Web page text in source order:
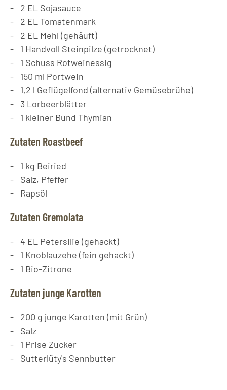
2 EL Sojasauce
2 EL Tomatenmark
2 EL Mehl (gehäuft)
1 Handvoll Steinpilze (getrocknet)
1 Schuss Rotweinessig
150 ml Portwein
1,2 l Geflügelfond (alternativ Gemüsebrühe)
3 Lorbeerblätter
1 kleiner Bund Thymian
Zutaten Roastbeef
1 kg Beiried
Salz, Pfeffer
Rapsöl
Zutaten Gremolata
4 EL Petersilie (gehackt)
1 Knoblauzehe (fein gehackt)
1 Bio-Zitrone
Zutaten junge Karotten
200 g junge Karotten (mit Grün)
Salz
1 Prise Zucker
Sutterlüty's Sennbutter